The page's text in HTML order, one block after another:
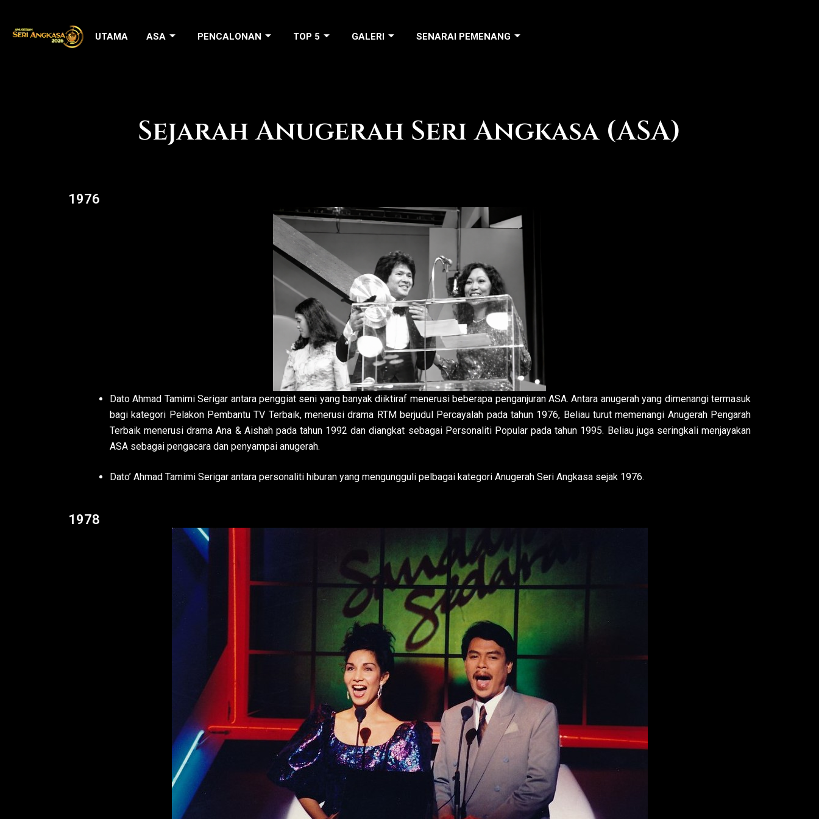
content
UTAMA ASA PENCALONAN TOP 5 GALERI SENARAI PEMENANG
Sejarah Anugerah Seri Angkasa (ASA)
1976
Dato Ahmad Tamimi Serigar antara penggiat seni yang banyak diiktiraf menerusi beberapa penganjuran ASA. Antara anugerah yang dimenangi termasuk
bagi kategori Pelakon Pembantu TV Terbaik, menerusi drama RTM berjudul Percayalah pada tahun 1976, Beliau turut memenangi Anugerah Pengarah
Terbaik menerusi drama Ana & Aishah pada tahun 1992 dan diangkat sebagai Personaliti Popular pada tahun 1995. Beliau juga seringkali menjayakan
ASA sebagai pengacara dan penyampai anugerah.
Dato’ Ahmad Tamimi Serigar antara personaliti hiburan yang mengungguli pelbagai kategori Anugerah Seri Angkasa sejak 1976.
1978